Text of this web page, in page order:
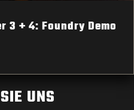
3 + 4: Foundry Demo
UNS